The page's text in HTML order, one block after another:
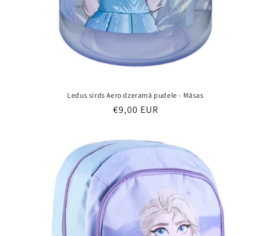
Ledus sirds Aero dzeramā pudele - Māsas
Parastā
€9,00 EUR